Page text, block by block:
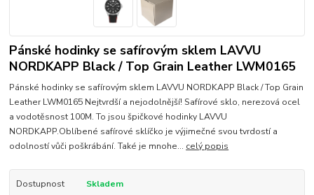
Pánské hodinky se safírovým sklem LAVVU
NORDKAPP Black / Top Grain Leather LWM0165
Pánské hodinky se safírovým sklem LAVVU NORDKAPP Black / Top Grain
Leather LWM0165 Nejtvrdší a nejodolnější! Safírové sklo, nerezová ocel
a vodotěsnost 100M. To jsou špičkové hodinky LAVVU
NORDKAPP.Oblíbené safírové sklíčko je výjimečné svou tvrdostí a
odolností vůči poškrábání. Také je mnohe... celý popis
Dostupnost Skladem